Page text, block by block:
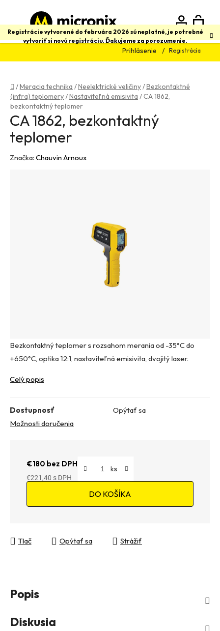
obsah
Registrácie vytvorené do februára 2026 sú neplatné, je potrebné
vytvoriť si novú registráciu. Ďakujeme za porozumenie.
Prihlásenie Registrácia
Hľadať
Domov
/Meracia technika /Neelektrické veličiny/Bezkontaktné
(infra) teplomery/Nastaviteľná emisivita /CA 1862,
bezkontaktný teplomer
Bezkontaktný teplomer s rozsahom merania od -35°C do
+650°C, optika 12:1, nastaviteľná emisivita, dvojitý laser.
Celý popis
Dostupnosť
Opýtať sa
Možnosti doručenia
€180 bez DPH
€221,40
DO KOŠÍKA
Tlač Opýtať sa Strážiť
CA 1862, bezkontaktný
teplomer
Značka: Chauvin Arnoux
Popis
Diskusia